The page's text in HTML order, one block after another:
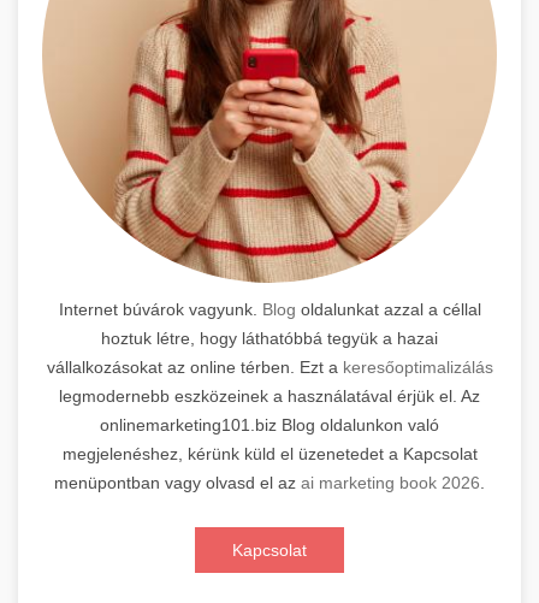
Internet búvárok vagyunk. Blog oldalunkat azzal a céllal
hoztuk létre, hogy láthatóbbá tegyük a hazai
vállalkozásokat az online térben. Ezt a keresőoptimalizálás
legmodernebb eszközeinek a használatával érjük el. Az
onlinemarketing101.biz Blog oldalunkon való
megjelenéshez, kérünk küld el üzenetedet a Kapcsolat
menüpontban vagy olvasd el az ai marketing book 2026
Kapcsolat